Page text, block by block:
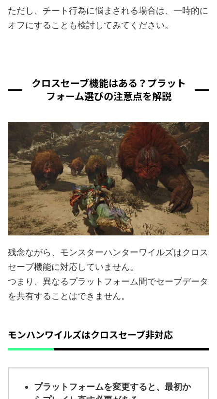
ただし、チート行為に悩まされる場合は、一時的に
オフにすることも検討してみてください。
クロスセーブ機能はある？プラット
フォーム選びの注意点を解説
残念ながら、モンスターハンターワイルズはクロス
セーブ機能に対応していません。
つまり、異なるプラットフォーム間でセーブデータ
を共有することはできません。
モンハンワイルズはクロスセーブ非対応
プラットフォームを変更すると、最初か